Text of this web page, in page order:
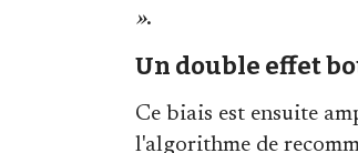
».
Un double effet
Ce biais est ensuite
l'algorithme de